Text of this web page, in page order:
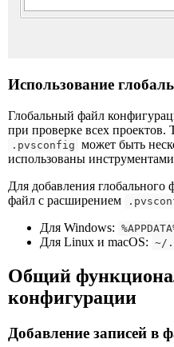
Использование
Глобальный файл
при проверке всех
.pvsconfig может быть
использованы
Для добавления глобального
файл с расширением
Для Windows:
Для Linux и macOS: ~/
Общий
конфигурации
Добавление записей в